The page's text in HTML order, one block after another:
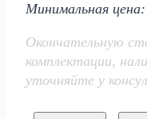
780 р..
Минимальная цена:
Окончательную
комплектации,
уточняйте у